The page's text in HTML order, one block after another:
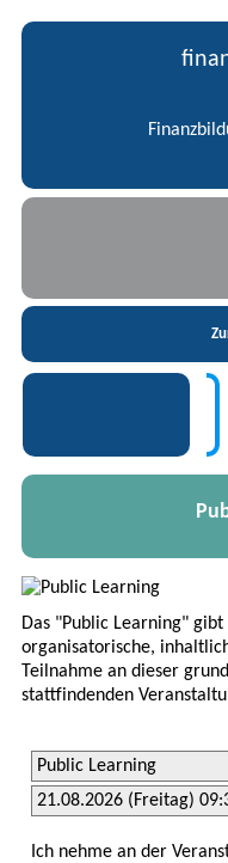
Das "Public Learning"
organisatorische,
Teilnahme an dieser
stattfindenden
Ich nehme an der